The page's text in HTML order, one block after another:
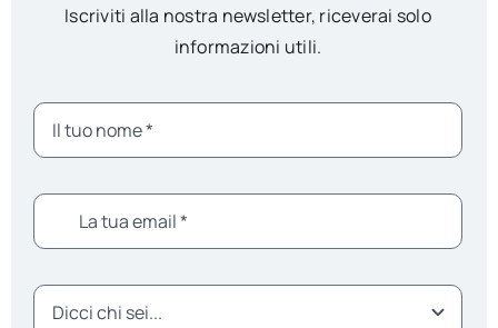
Iscriviti alla nostra newsletter, riceverai solo
informazioni utili.